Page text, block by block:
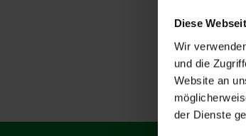
Diese
Wir
und die
Website an
der Dienste